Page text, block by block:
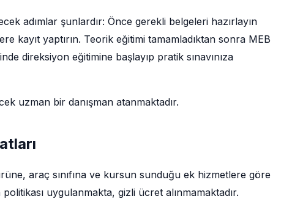
adımlar şunlardır: Önce gerekli belgeleri hazırlayın
kayıt yaptırın. Teorik eğitimi tamamladıktan sonra MEB
direksiyon eğitimine başlayıp pratik sınavınıza
uzman bir danışman atanmaktadır.
araç sınıfına ve kursun sunduğu ek hizmetlere göre
uygulanmakta, gizli ücret alınmamaktadır.